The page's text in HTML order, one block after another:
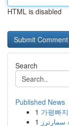
HTML is disabled
Search
Published News
1 가평빠
1